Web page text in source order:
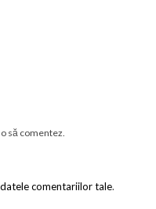
să comentez.
comentariilor tale.